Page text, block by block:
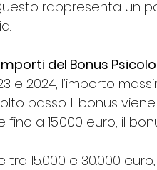
rappresenta un
del Bonus
e 2024, l’importo
basso. Il bonus
fino a 15.000 euro, il
tra 15.000 e 30.000